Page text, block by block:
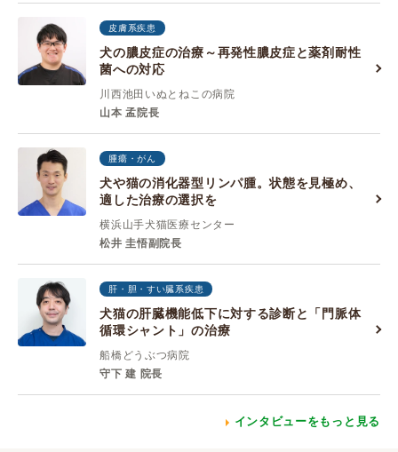
皮膚系疾患
犬の膿皮症の治療～再発性膿皮症と薬剤耐性
菌への対応
川西池田いぬとねこの病院
山本 孟院長
腫瘍・がん
犬や猫の消化器型リンパ腫。状態を見極め、
適した治療の選択を
横浜山手犬猫医療センター
松井 圭悟副院長
肝・胆・すい臓系疾患
犬猫の肝臓機能低下に対する診断と「門脈体
循環シャント」の治療
船橋どうぶつ病院
守下 建 院長
インタビューをもっと見る